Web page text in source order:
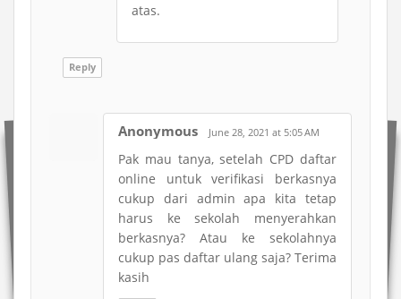
atas.
Reply
Anonymous June 28, 2021 at 5:05 AM
Pak mau tanya, setelah CPD daftar
online untuk verifikasi berkasnya
cukup dari admin apa kita tetap
harus ke sekolah menyerahkan
berkasnya? Atau ke sekolahnya
cukup pas daftar ulang saja? Terima
kasih